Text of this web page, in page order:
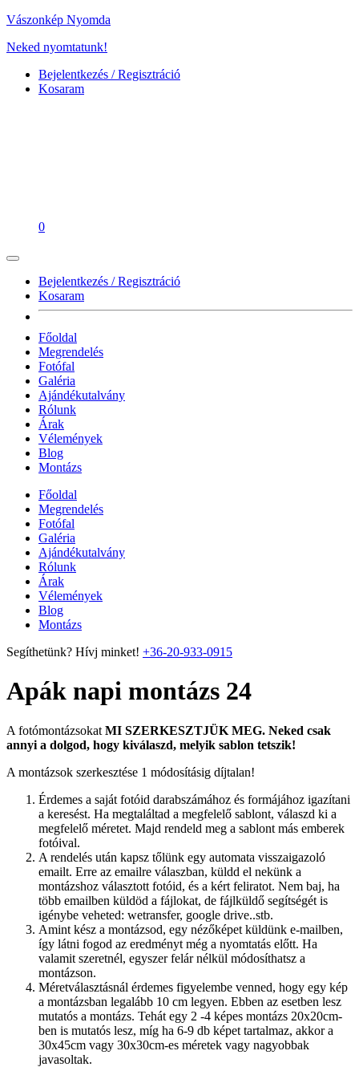
Vászonkép Nyomda
Neked nyomtatunk!
Bejelentkezés / Regisztráció
Kosaram
0
Bejelentkezés / Regisztráció
Kosaram
Főoldal
Megrendelés
Fotófal
Galéria
Ajándékutalvány
Rólunk
Árak
Vélemények
Blog
Montázs
Főoldal
Megrendelés
Fotófal
Galéria
Ajándékutalvány
Rólunk
Árak
Vélemények
Blog
Montázs
Segíthetünk? Hívj minket! +36-20-933-0915
Apák napi montázs 24
A fotómontázsokat MI SZERKESZTJÜK MEG. Neked csak
annyi a dolgod, hogy kiválaszd, melyik sablon tetszik!
A montázsok szerkesztése 1 módosításig díjtalan!
Érdemes a saját fotóid darabszámához és formájához igazítani
a keresést. Ha megtaláltad a megfelelő sablont, válaszd ki a
megfelelő méretet. Majd rendeld meg a sablont más emberek
fotóival.
A rendelés után kapsz tőlünk egy automata visszaigazoló
emailt. Erre az emailre válaszban, küldd el nekünk a
montázshoz választott fotóid, és a kért feliratot. Nem baj, ha
több emailben küldöd a fájlokat, de fájlküldő segítségét is
igénybe veheted: wetransfer, google drive..stb.
Amint kész a montázsod, egy nézőképet küldünk e-mailben,
így látni fogod az eredményt még a nyomtatás előtt. Ha
valamit szeretnél, egyszer felár nélkül módosíthatsz a
montázson.
Méretválasztásnál érdemes figyelembe venned, hogy egy kép
a montázsban legalább 10 cm legyen. Ebben az esetben lesz
mutatós a montázs. Tehát egy 2 -4 képes montázs 20x20cm-
ben is mutatós lesz, míg ha 6-9 db képet tartalmaz, akkor a
30x45cm vagy 30x30cm-es méretek vagy nagyobbak
javasoltak.